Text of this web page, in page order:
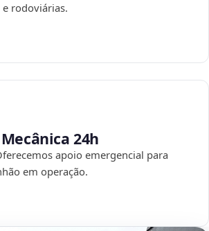
rodoviárias.
24h
apoio emergencial para
em operação.